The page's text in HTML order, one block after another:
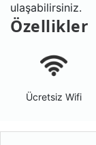
ulaşabilirsiniz.
Özellikler
Ücretsiz Wifi